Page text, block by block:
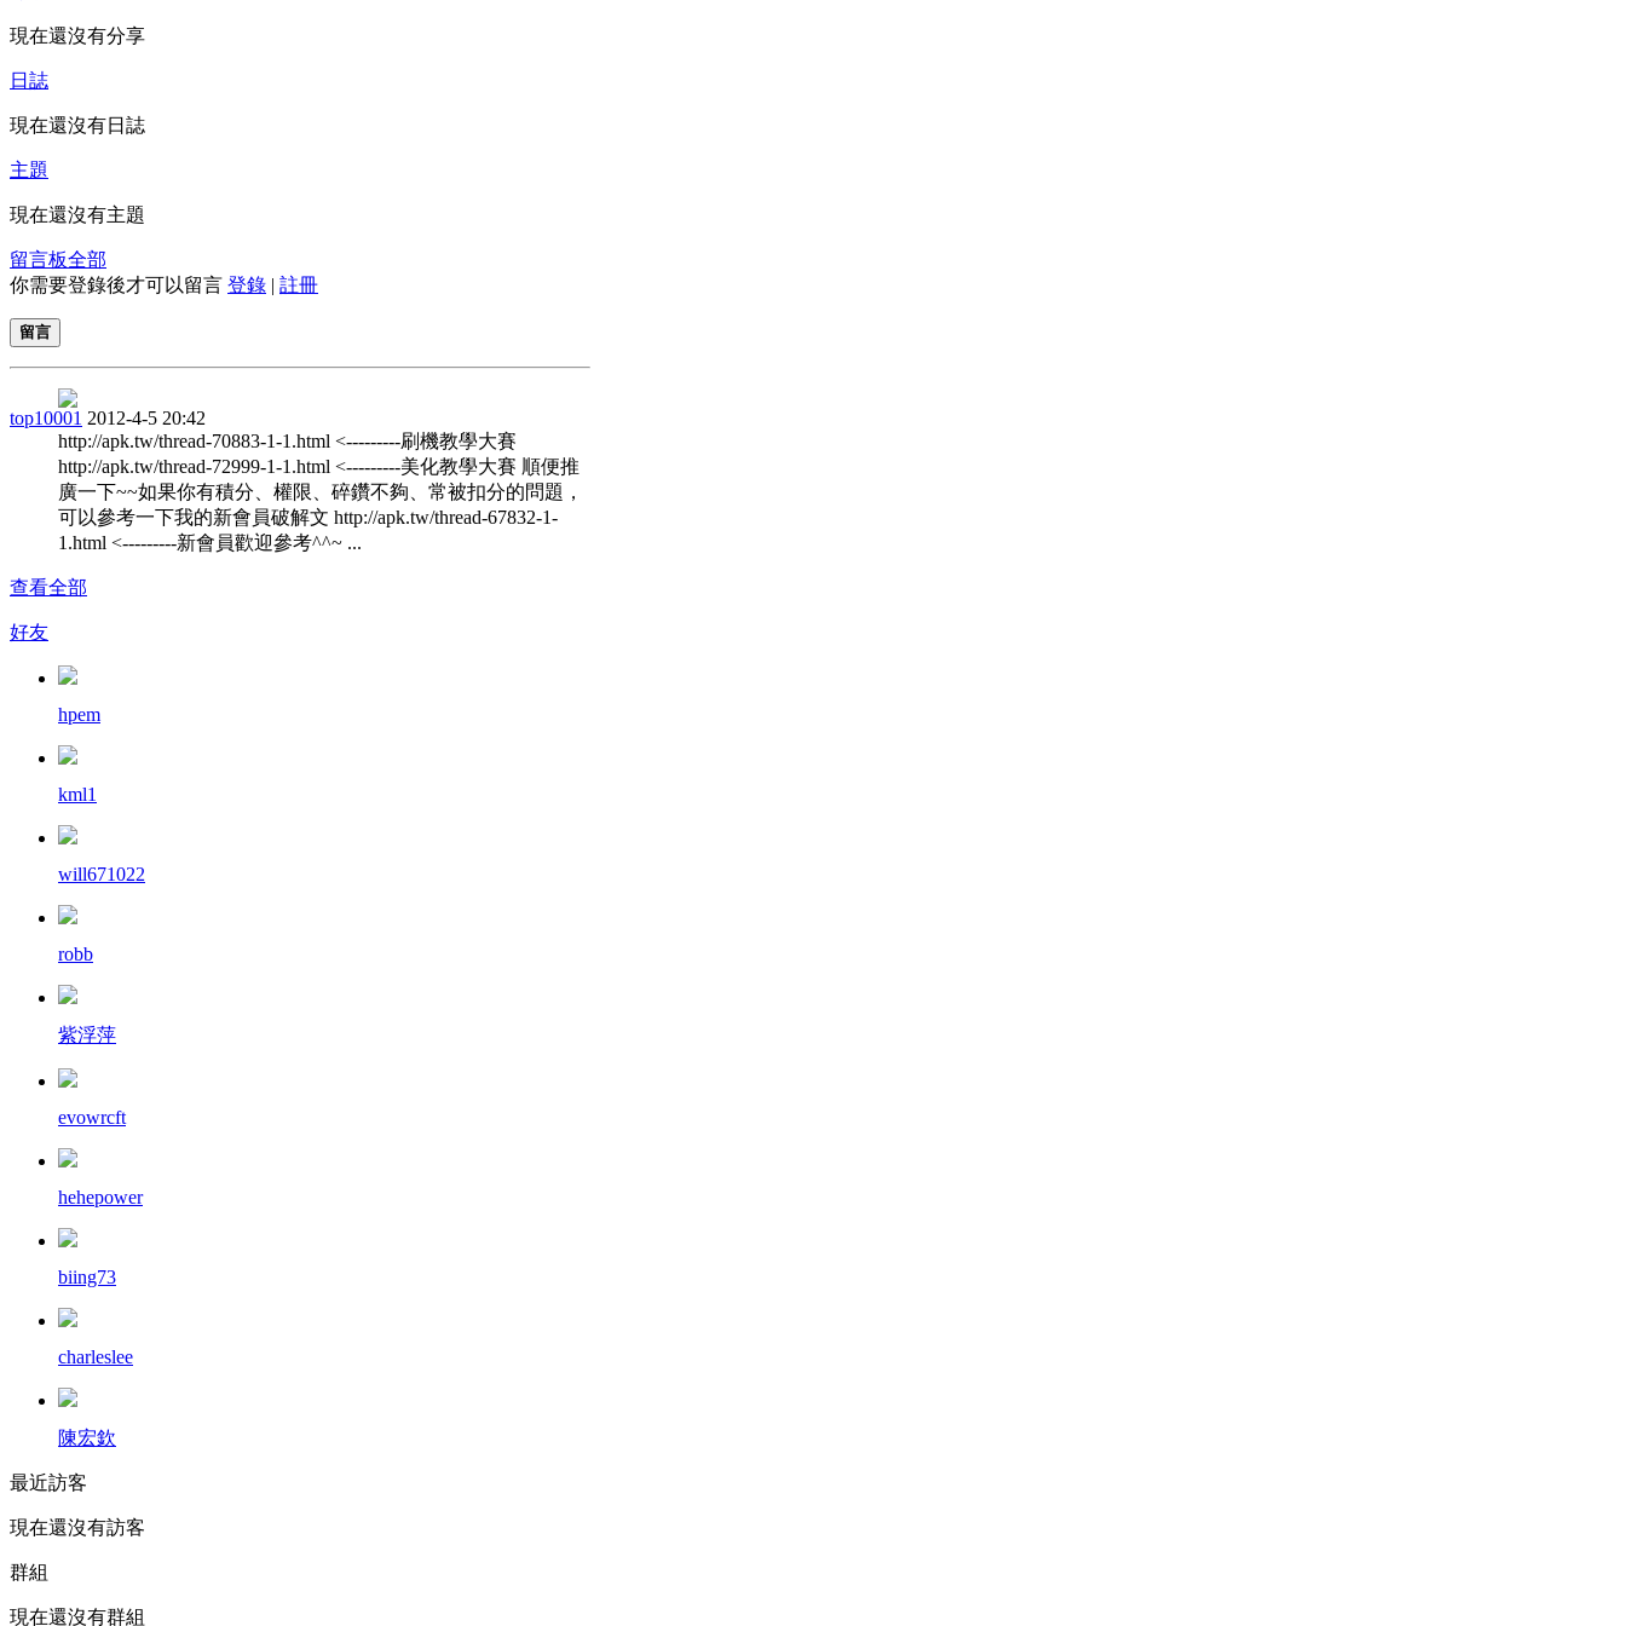
現在還沒有分享
日誌
現在還沒有日誌
主題
現在還沒有主題
留言板全部
你需要登錄後才可以留言 登錄 | 註冊
留言
top10001 2012-4-5 20:42
http://apk.tw/thread-70883-1-1.html <---------刷機教學大賽
http://apk.tw/thread-72999-1-1.html <---------美化教學大賽 順便推
廣一下~~如果你有積分、權限、碎鑽不夠、常被扣分的問題，
可以參考一下我的新會員破解文 http://apk.tw/thread-67832-1-
1.html <---------新會員歡迎參考^^~ ...
查看全部
好友
hpem
kml1
will671022
robb
紫浮萍
evowrcft
hehepower
biing73
charleslee
陳宏欽
最近訪客
現在還沒有訪客
群組
現在還沒有群組